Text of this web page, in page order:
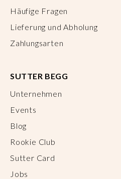
Häufige Fragen
Lieferung und Abholung
Zahlungsarten
SUTTER BEGG
Unternehmen
Events
Blog
Rookie Club
Sutter Card
Jobs